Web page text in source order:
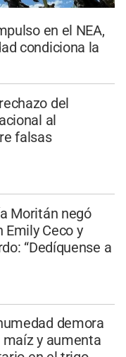
en el NEA,
condiciona la
del
al
falsas
Moritán negó
Emily Ceco y
“Dedíquense a
demora
maíz y aumenta